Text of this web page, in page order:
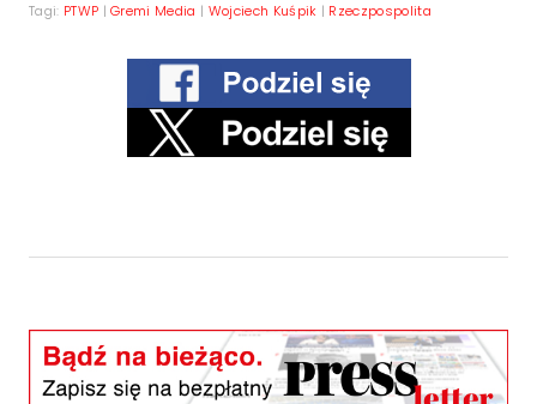
Tagi: PTWP |Gremi Media | Wojciech Kuśpik | Rzeczpospolita